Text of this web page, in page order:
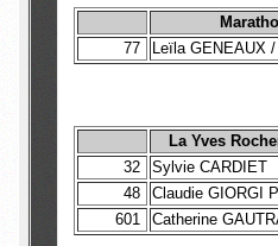
77
Leïla GENEAUX
La Yves
32
Sylvie CARDIET
48
Claudie GIORGI
601
Catherine